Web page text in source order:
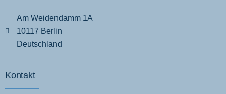
Am Weidendamm 1A
10117 Berlin
Deutschland
Kontakt